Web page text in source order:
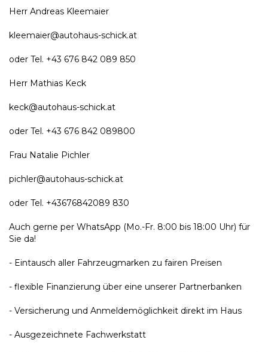
Herr Andreas Kleemaier
kleemaier@autohaus-schick.at
oder Tel. +43 676 842 089 850
Herr Mathias Keck
keck@autohaus-schick.at
oder Tel. +43 676 842 089800
Frau Natalie Pichler
pichler@autohaus-schick.at
oder Tel. +43676842089 830
Auch gerne per WhatsApp (Mo.-Fr. 8:00 bis 18:00 Uhr) für
Sie da!
- Eintausch aller Fahrzeugmarken zu fairen Preisen
- flexible Finanzierung über eine unserer Partnerbanken
- Versicherung und Anmeldemöglichkeit direkt im Haus
- Ausgezeichnete Fachwerkstatt